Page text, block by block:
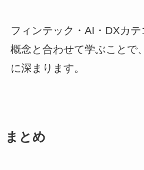
フィンテック・AI・DXカ
概念と合わせて学ぶことで
に深まります。
まとめ